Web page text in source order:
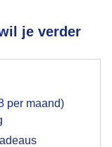
je verder
per maand)
'n
voor het
hebt gegeven,